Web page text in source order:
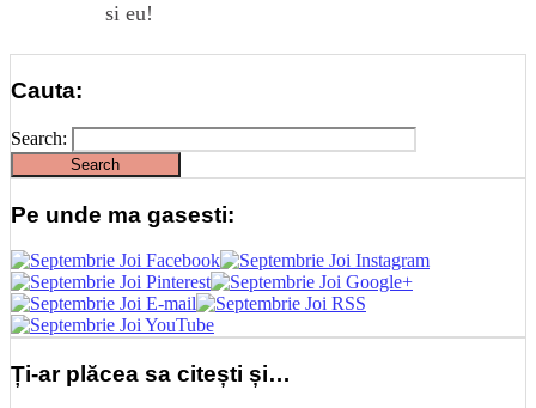
si eu!
Cauta:
Search:
Pe unde ma gasesti:
Ți-ar plăcea sa citești și…